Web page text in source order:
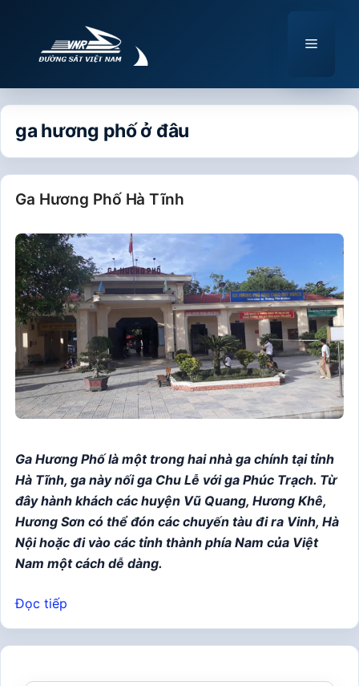
Menu
ga hương phố ở đâu
Ga Hương Phố Hà Tĩnh
Ga Hương Phố là một trong hai nhà ga chính tại tỉnh
Hà Tĩnh, ga này nối ga Chu Lễ với ga Phúc Trạch. Từ
đây hành khách các huyện Vũ Quang, Hương Khê,
Hương Sơn có thể đón các chuyến tàu đi ra Vinh, Hà
Nội hoặc đi vào các tỉnh thành phía Nam của Việt
Nam một cách dễ dàng.
Đọc tiếp